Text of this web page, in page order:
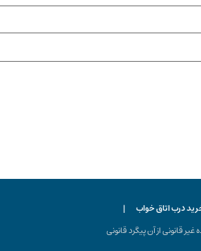
درب اتاق خواب
|
قانونی از آن پیگرد قانونی